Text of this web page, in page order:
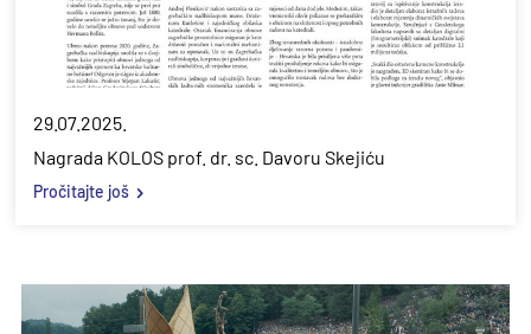
29.07.2025.
Nagrada KOLOS prof. dr. sc. Davoru Skejiću
Pročitajte još